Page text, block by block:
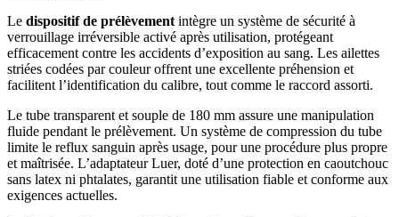
Le dispositif de prélèvement intègre un système de sécurité à
verrouillage irréversible activé après utilisation, protégeant
efficacement contre les accidents d’exposition au sang. Les ailettes
striées codées par couleur offrent une excellente préhension et
facilitent l’identification du calibre, tout comme le raccord assorti.
Le tube transparent et souple de 180 mm assure une manipulation
fluide pendant le prélèvement. Un système de compression du tube
limite le reflux sanguin après usage, pour une procédure plus propre
et maîtrisée. L’adaptateur Luer, doté d’une protection en caoutchouc
sans latex ni phtalates, garantit une utilisation fiable et conforme aux
exigences actuelles.